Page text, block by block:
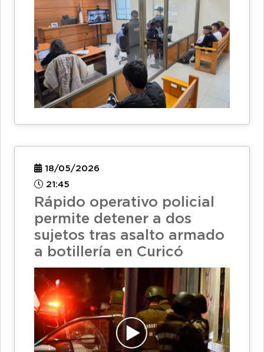
18/05/2026
21:45
Rápido operativo policial
permite detener a dos
sujetos tras asalto armado
a botillería en Curicó